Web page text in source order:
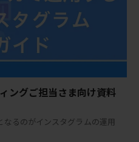
ングご担当さま向け資料
るのがインスタグラムの運用